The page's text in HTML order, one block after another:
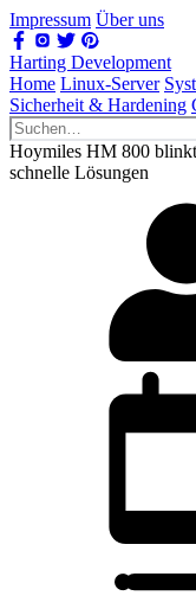
Impressum Über uns
Harting Development
Home Linux-Server
Sicherheit & Hardening
Hoymiles HM 800
schnelle Lösungen